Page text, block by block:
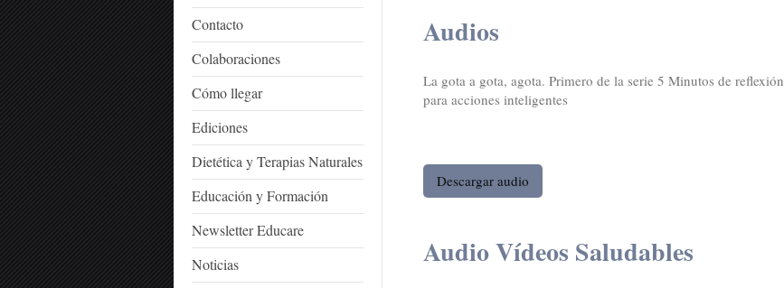
Contacto
Colaboraciones
Cómo llegar
Ediciones
Dietética y Terapias Naturales
Educación y Formación
Newsletter Educare
Noticias
Audios
La gota a gota, agota. Primero de la serie 5 Minutos de reflexión
para acciones inteligentes
Descargar audio
Audio Vídeos Saludables